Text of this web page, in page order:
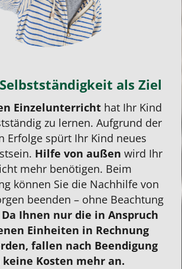
als Ziel
Einzelunterrichthat Ihr Kind
zu lernen. Aufgrund der
Erfolge spürt Ihr Kind neues
Hilfe von außen wird Ihr
mehr benötigen. Beim
können Sie die Nachhilfe von
beenden – ohne Beachtung
Da Ihnen nur die in Anspruch
Einheiten in Rechnung
fallen nach Beendigung
keine Kosten mehr an.